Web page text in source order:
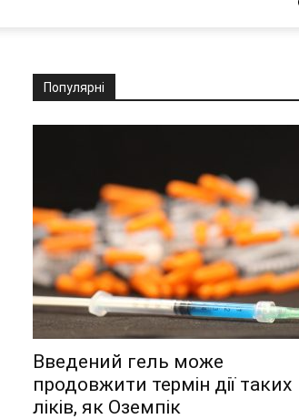
Популярні
Введений гель може
продовжити термін дії таких
ліків, як Оземпік